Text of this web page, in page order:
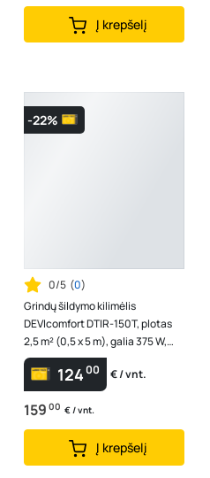
Į krepšelį
-22%
0/5 (0)
Grindų šildymo kilimėlis
DEVIcomfort DTIR-150T, plotas
2,5 m² (0,5 x 5 m), galia 375 W,
140F1745
12400 € / vnt.
159 00 € / vnt.
Į krepšelį